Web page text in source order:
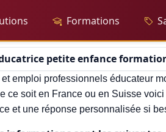
Formations
petite enfance
emploi professionnels éducateur
ce soit en France ou en Suisse
et une réponse personnalisée si